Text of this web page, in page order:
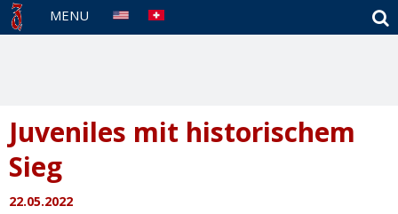
MENU
Juveniles mit historischem
Sieg
22.05.2022